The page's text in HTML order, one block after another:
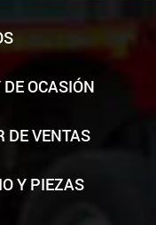
OCASIÓN
DE VENTAS
Y PIEZAS